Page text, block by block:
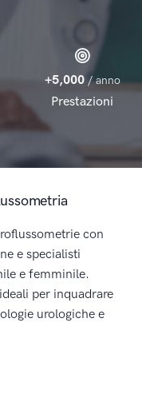
+5,000 / anno
Prestazioni
con
e specialisti
e femminile.
per inquadrare
urologiche e